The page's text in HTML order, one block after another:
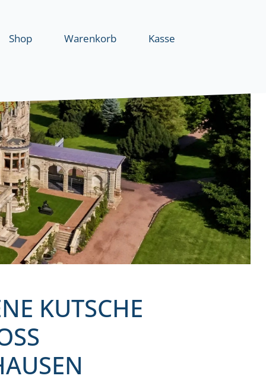
Shop Warenkorb Kasse
KUTSCHE